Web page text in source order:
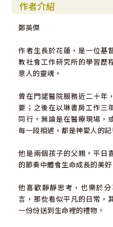
作者介紹
鄭英傑
作者生長於花蓮，是一位基
教社會工作研究所的學習歷
意人的靈魂。
曾在門諾醫院服務近二十年
要；之後在以琳書房工作三
同行。無論是在醫療現場，
每一段相遇，都是神愛人的記
他是兩個孩子的父親。平日
的節奏中體會生命成長的美
他喜歡靜靜思考，也樂於
言，那些看似平凡的日常，
一份份送到生命裡的禮物。